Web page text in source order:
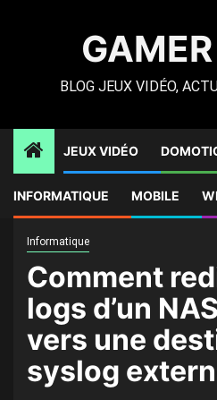
BLOG JEUX VIDÉO,
JEUX VIDÉO
INFORMATIQUE MOBILE
NAS QNAP vers une
Informatique
Comment
logs d’un
vers une
syslog